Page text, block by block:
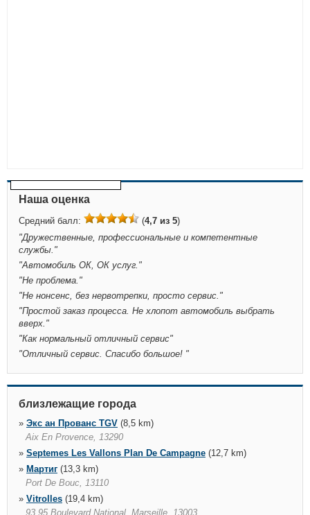
Наша оценка
Средний балл: (4,7 из 5)
"Дружественные, профессиональные и компетентные
службы. "
"Автомобиль ОК, ОК услуг. "
"Не проблема. "
"Не нонсенс, без нервотрепки, просто сервис. "
"Простой заказ процесса. Не хлопот автомобиль выбрать
вверх. "
"Как нормальный отличный сервис"
"Отличный сервис. Спасибо большое! "
близлежащие города
» Экс ан Прованс TGV (8,5 km)
Aix En Provence, 13290
» Septemes Les Vallons Plan De Campagne (12,7 km)
» Мартиг (13,3 km)
Port De Bouc, 13110
» Vitrolles (19,4 km)
93 95 Boulevard National, Marseille, 13003